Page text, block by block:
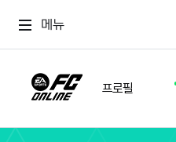
메뉴
프로필